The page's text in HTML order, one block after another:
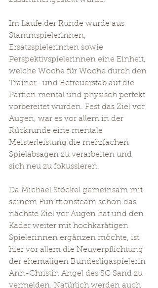
Im Laufe der Runde wurde aus
Stammspielerinnen,
Ersatzspielerinnen sowie
Perspektivspielerinnen eine Einheit,
welche Woche für Woche durch den
Trainer- und Betreuerstab auf die
Partien mental und physisch perfekt
vorbereitet wurden. Fest das Ziel vor
Augen, war es vor allem in der
Rückrunde eine mentale
Meisterleistung die mehrfachen
Spielabsagen zu verarbeiten und
sich neu zu fokussieren.
Da Michael Stöckel gemeinsam mit
seinem Funktionsteam schon das
nächste Ziel vor Augen hat und den
Kader weiter mit hochkarätigen
Spielerinnen ergänzen möchte, ist
hier vor allem die Neuverpflichtung
der ehemaligen Bundesligaspielerin
Ann-Christin Angel des SC Sand zu
vermelden. Natürlich werden auch